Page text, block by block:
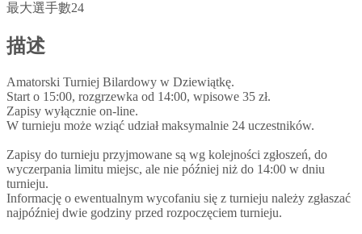
最大選手數24
描述
Amatorski Turniej Bilardowy w Dziewiątkę.
Start o 15:00, rozgrzewka od 14:00, wpisowe 35 zł.
Zapisy wyłącznie on-line.
W turnieju może wziąć udział maksymalnie 24 uczestników.
Zapisy do turnieju przyjmowane są wg kolejności zgłoszeń, do
wyczerpania limitu miejsc, ale nie później niż do 14:00 w dniu
turnieju.
Informację o ewentualnym wycofaniu się z turnieju należy zgłaszać
najpóźniej dwie godziny przed rozpoczęciem turnieju.